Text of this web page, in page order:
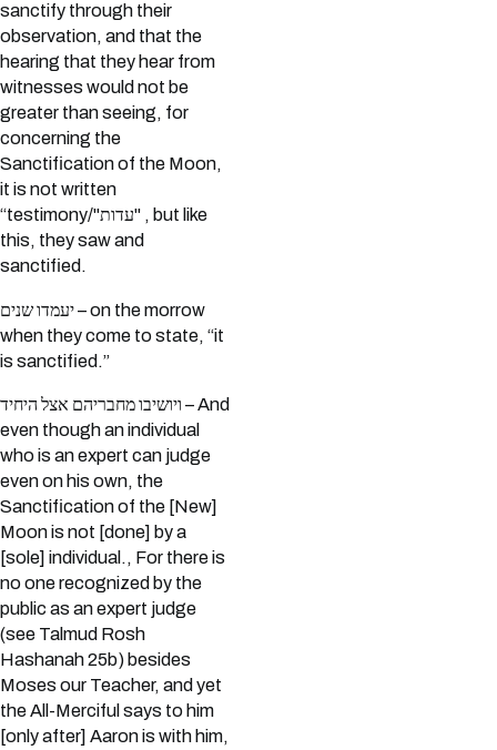
sanctify through their
observation, and that the
hearing that they hear from
witnesses would not be
greater than seeing, for
concerning the
Sanctification of the Moon,
it is not written
“testimony/"עדות" , but like
this, they saw and
sanctified.
יעמדו שנים – on the morrow
when they come to state, “it
is sanctified.”
ויושיבו מחבריהם אצל היחיד – And
even though an individual
who is an expert can judge
even on his own, the
Sanctification of the [New]
Moon is not [done] by a
[sole] individual., For there is
no one recognized by the
public as an expert judge
(see Talmud Rosh
Hashanah 25b) besides
Moses our Teacher, and yet
the All-Merciful says to him
[only after] Aaron is with him,